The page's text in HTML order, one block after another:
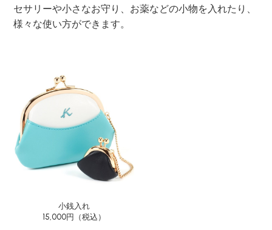
セサリーや小さなお守り、お薬などの小物を入れたり、
様々な使い方ができます。
小銭入れ
15,000円（税込）